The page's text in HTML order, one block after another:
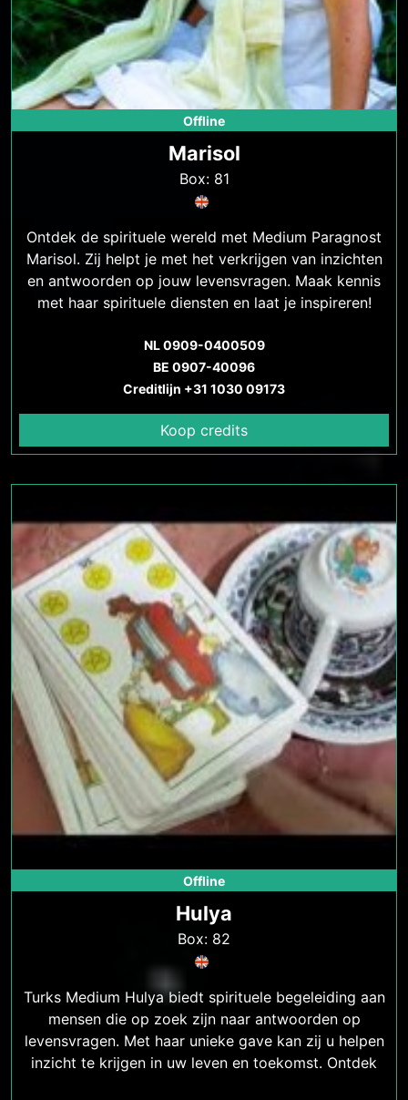
Offline
Marisol
Box: 81
Ontdek de spirituele wereld met Medium Paragnost
Marisol. Zij helpt je met het verkrijgen van inzichten
en antwoorden op jouw levensvragen. Maak kennis
met haar spirituele diensten en laat je inspireren!
NL 0909-0400509
BE 0907-40096
Creditlijn +31 1030 09173
Koop credits
Offline
Hulya
Box: 82
Turks Medium Hulya biedt spirituele begeleiding aan
mensen die op zoek zijn naar antwoorden op
levensvragen. Met haar unieke gave kan zij u helpen
inzicht te krijgen in uw leven en toekomst. Ontdek